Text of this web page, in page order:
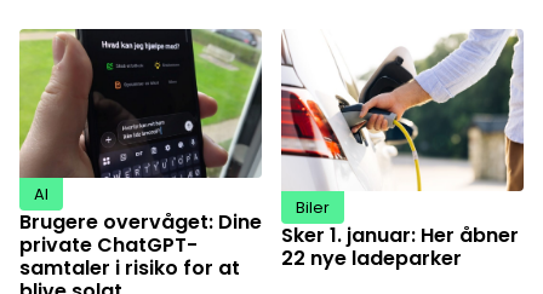
AI
Brugere overvåget: Dine
private ChatGPT-
samtaler i risiko for at
Biler
Sker 1. januar: Her åbner
22 nye ladeparker